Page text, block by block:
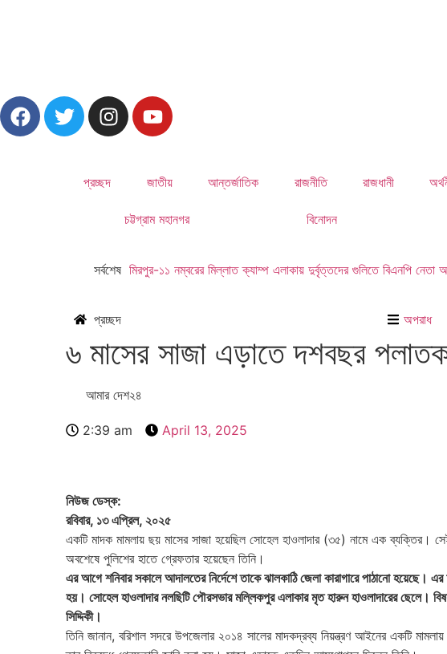
প্রচ্ছদ জাতীয় আন্তর্জাতিক রাজনীতি রাজধানী
চট্টগ্রাম মহানগর বিনোদন
সর্বশেষ মিরপুর-১১ নম্বরের মিল্লাত ক্যাম্প এলাকায় দুর্বৃত্তদের গুলিতে বিএনপি নেতা
প্রচ্ছদ অপরাধ
৬ মাসের সাজা এড়াতে দশবছর
আমার দেশ২৪
2:39 am April 13, 2025
নিউজ ডেস্ক:
রবিবার, ১৩ এপ্রিল, ২০২৫
একটি মাদক মামলায় ছয় মাসের সাজা হয়েছিল সোহেল হাওলাদার (৩৫) নামে এক ব্যক্তির।
অবশেষে পুলিশের হাতে গ্রেফতার হয়েছেন তিনি।
এর আগে শনিবার সকালে আদালতের নির্দেশে তাকে ঝালকাঠি জেলা কারাগারে পাঠানো হয়েছে।
হয়। সোহেল হাওলাদার নলছিটি পৌরসভার মল্লিকপুর এলাকার মৃত হারুন হাওলাদারের ছেলে।
সিদ্দিকী।
তিনি জানান, বরিশাল সদরে উপজেলার ২০১৪ সালের মাদকদ্রব্য নিয়ন্ত্রণ আইনের একটি